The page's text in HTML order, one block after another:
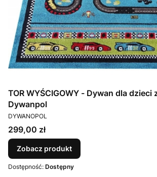
TOR WYŚCIGOWY - Dywan dla dzieci z ulicami
Dywanpol
PRODUCENT
DYWANOPOL
Cena
299,00 zł
Zobacz produkt
Dostępność: Dostępny